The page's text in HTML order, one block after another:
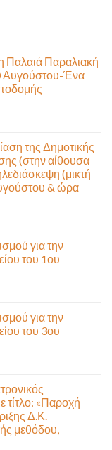
Παλαιά Παραλιακή
Αυγούστου-Ένα
της Δημοτικής
(στην αίθουσα
(μικτή
& ώρα
για την
του 1ου
για την
του 3ου
τίτλο: «Παροχή
Δ.Κ.
μεθόδου,